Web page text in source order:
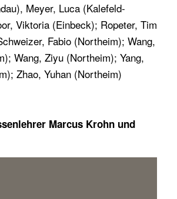
Meyer, Luca (Kalefeld-
Viktoria (Einbeck); Ropeter, Tim
Fabio (Northeim); Wang,
Wang, Ziyu (Northeim); Yang,
Zhao, Yuhan (Northeim)
Marcus Krohn und